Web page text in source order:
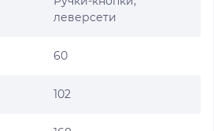
леверсети
60
102